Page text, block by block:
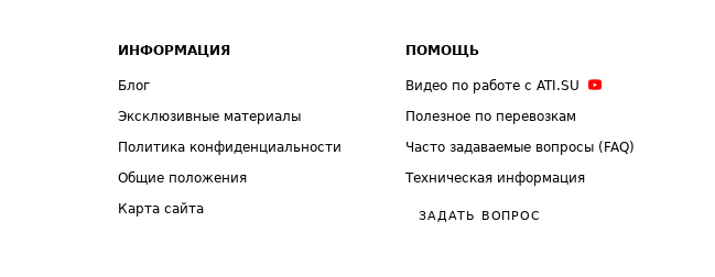
ИНФОРМАЦИЯ
Блог
Эксклюзивные материалы
Политика конфиденциальности
Общие положения
Карта сайта
ПОМОЩЬ
Видео по работе с ATI.SU
Полезное по перевозкам
Часто задаваемые вопросы (FAQ)
Техническая информация
ЗАДАТЬ ВОПРОС